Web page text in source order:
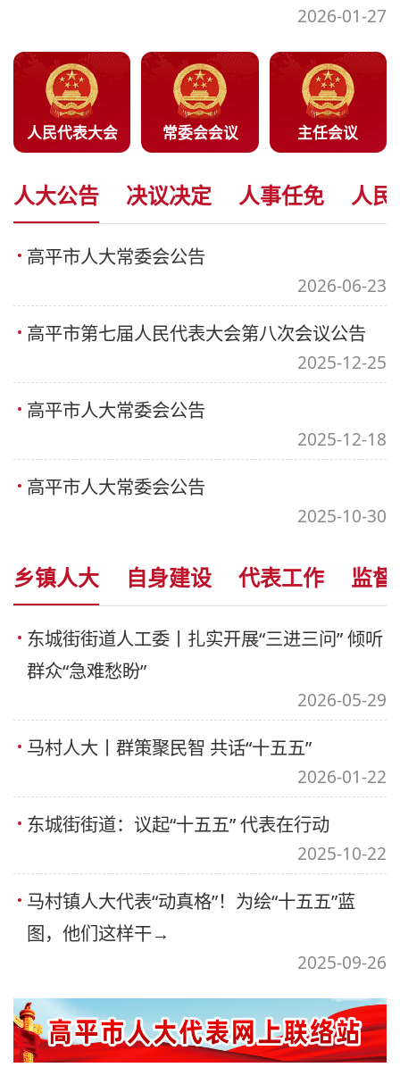
2026-01-27
人民代表大会 常委会会议 主任会议
人大公告 决议决定 人事任免 人民
高平市人大常委会公告
2026-06-23
高平市第七届人民代表大会第八次会议公告
2025-12-25
高平市人大常委会公告
2025-12-18
高平市人大常委会公告
2025-10-30
乡镇人大 自身建设 代表工作 监
东城街街道人工委丨扎实开展“三进三问” 倾听
群众“急难愁盼”
2026-05-29
马村人大丨群策聚民智 共话“十五五”
2026-01-22
东城街街道：议起“十五五” 代表在行动
2025-10-22
马村镇人大代表“动真格”！为绘“十五五”蓝
图，他们这样干→
2025-09-26